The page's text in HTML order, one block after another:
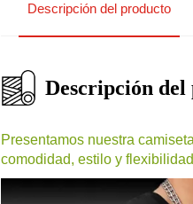
Descripción del producto
Descripción del
Presentamos nuestra
comodidad, estilo y